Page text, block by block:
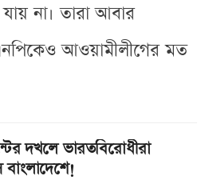
না। তারা আবার
আওয়ামীলীগের মত
দখলে ভারতবিরোধীরা
বাংলাদেশে!